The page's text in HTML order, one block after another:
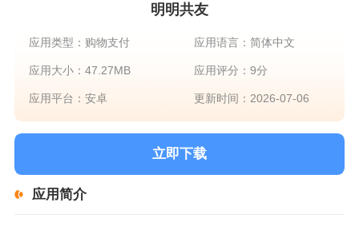
明明共友
应用类型：购物支付 应用语言：简体中文
应用大小：47.27MB 应用评分：9分
应用平台：安卓 更新时间：2026-07-06
立即下载
应用简介